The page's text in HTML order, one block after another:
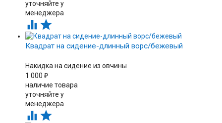
уточняйте у
менеджера
 
Квадрат на сидение-длинный ворс/бежевый
Накидка на сидение из овчины
1 000 ₽
наличие товара
уточняйте у
менеджера
 